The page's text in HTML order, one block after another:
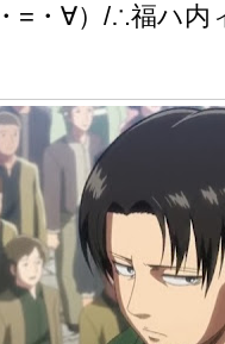
=・∀）/∴福ハ